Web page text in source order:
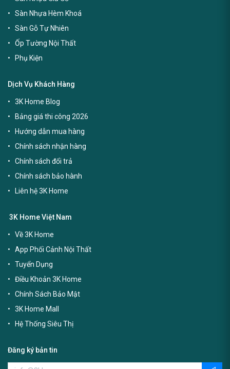
Sàn Nhựa Hèm Khoá
Sàn Gỗ Tự Nhiên
Ốp Tường Nội Thất
Phụ Kiện
Dịch Vụ Khách Hàng
3K Home Blog
Bảng giá thi công 2026
Hướng dẫn mua hàng
Chính sách nhận hàng
Chính sách đổi trả
Chính sách bảo hành
Liên hệ 3K Home
3K Home Việt Nam
Về 3K Home
App Phối Cảnh Nội Thất
Tuyển Dụng
Điều Khoản 3K Home
Chính Sách Bảo Mật
3K Home Mall
Hệ Thống Siêu Thị
Đăng ký bản tin